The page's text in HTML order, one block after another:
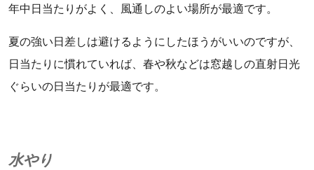
年中日当たりがよく、風通しのよい場所が最適です。
夏の強い日差しは避けるようにしたほうがいいのですが、
日当たりに慣れていれば、春や秋などは窓越しの直射日光
ぐらいの日当たりが最適です。
水やり